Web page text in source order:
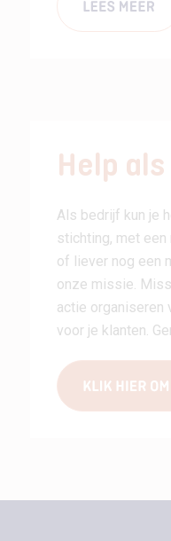
Help
Als bedrijf kun je
stichting, met
of liever nog een
onze missie.
actie organiseren
voor je klanten.